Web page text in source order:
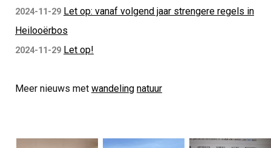
2024-11-29 Let op: vanaf volgend jaar strengere regels in
Heilooërbos
2024-11-29 Let op!
Meer nieuws met wandeling natuur